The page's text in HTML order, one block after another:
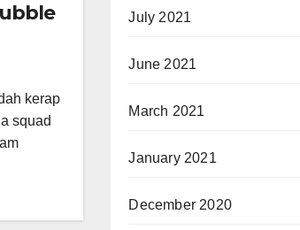
kerap
squad
July 2021
June 2021
March 2021
January 2021
December 2020